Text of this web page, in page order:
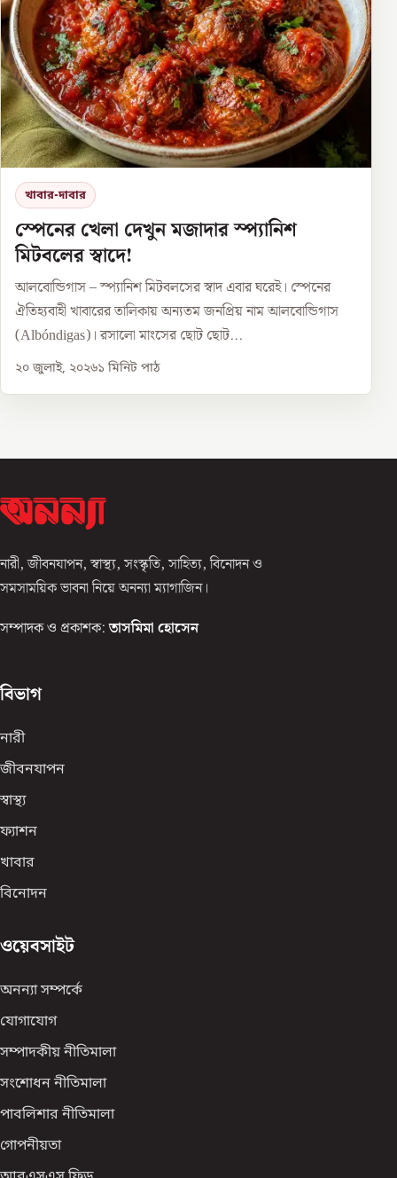
খাবার-দাবার
স্পেনের খেলা দেখুন মজাদার স্প্যানিশ
মিটবলের স্বাদে!
আলবোন্ডিগাস – স্প্যানিশ মিটবলসের স্বাদ এবার ঘরেই। স্পেনের
ঐতিহ্যবাহী খাবারের তালিকায় অন্যতম জনপ্রিয় নাম আলবোন্ডিগাস
(Albóndigas)। রসালো মাংসের ছোট ছোট...
২০ জুলাই, ২০২৬১ মিনিট পাঠ
নারী, জীবনযাপন, স্বাস্থ্য, সংস্কৃতি, সাহিত্য, বিনোদন ও
সমসাময়িক ভাবনা নিয়ে অনন্যা ম্যাগাজিন।
সম্পাদক ও প্রকাশক: তাসমিমা হোসেন
বিভাগ
নারী
জীবনযাপন
স্বাস্থ্য
ফ্যাশন
খাবার
বিনোদন
ওয়েবসাইট
অনন্যা সম্পর্কে
যোগাযোগ
সম্পাদকীয় নীতিমালা
সংশোধন নীতিমালা
পাবলিশার নীতিমালা
গোপনীয়তা